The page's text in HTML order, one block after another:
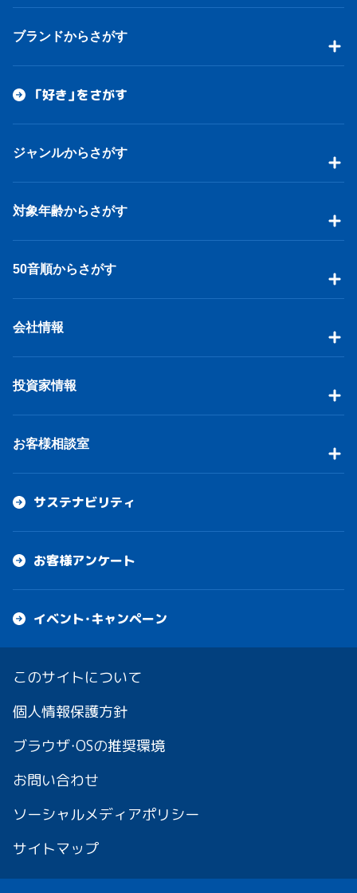
ブランドからさがす
「好き」をさがす
ジャンルからさがす
対象年齢からさがす
50音順からさがす
会社情報
投資家情報
お客様相談室
サステナビリティ
お客様アンケート
イベント・キャンペーン
このサイトについて
個人情報保護方針
ブラウザ・OSの推奨環境
お問い合わせ
ソーシャルメディアポリシー
サイトマップ